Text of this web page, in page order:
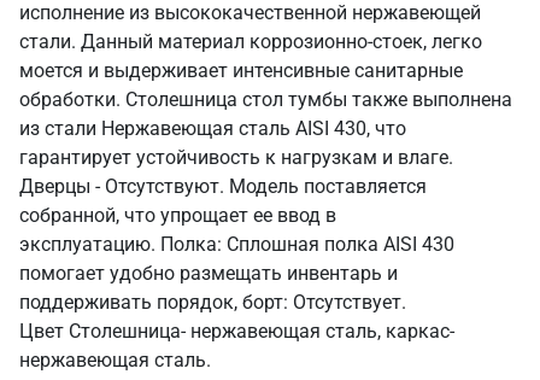
исполнение из высококачественной нержавеющей
стали. Данный материал коррозионно-стоек, легко
моется и выдерживает интенсивные санитарные
обработки. Столешница стол тумбы также выполнена
из стали Нержавеющая сталь AISI 430, что
гарантирует устойчивость к нагрузкам и влаге.
Дверцы - Отсутствуют. Модель поставляется
собранной, что упрощает ее ввод в
эксплуатацию. Полка: Сплошная полка AISI 430
помогает удобно размещать инвентарь и
поддерживать порядок, борт: Отсутствует.
Цвет Столешница- нержавеющая сталь, каркас-
нержавеющая сталь.